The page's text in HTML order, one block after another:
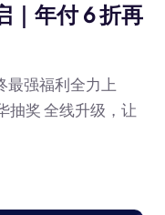
｜年付 6 折再
最强福利全力上
抽奖 全线升级，让